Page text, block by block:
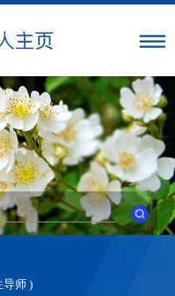
导师 )